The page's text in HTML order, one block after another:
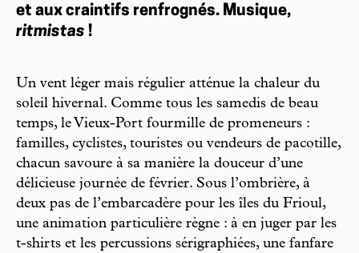
et aux craintifs renfrognés. Musique,
ritmistas !
Un vent léger mais régulier atténue la chaleur du
soleil hivernal. Comme tous les samedis de beau
temps, le Vieux-Port fourmille de promeneurs :
familles, cyclistes, touristes ou vendeurs de pacotille,
chacun savoure à sa manière la douceur d’une
délicieuse journée de février. Sous l’ombrière, à
deux pas de l’embarcadère pour les îles du Frioul,
une animation particulière règne : à en juger par les
t-shirts et les percussions sérigraphiées, une fanfare